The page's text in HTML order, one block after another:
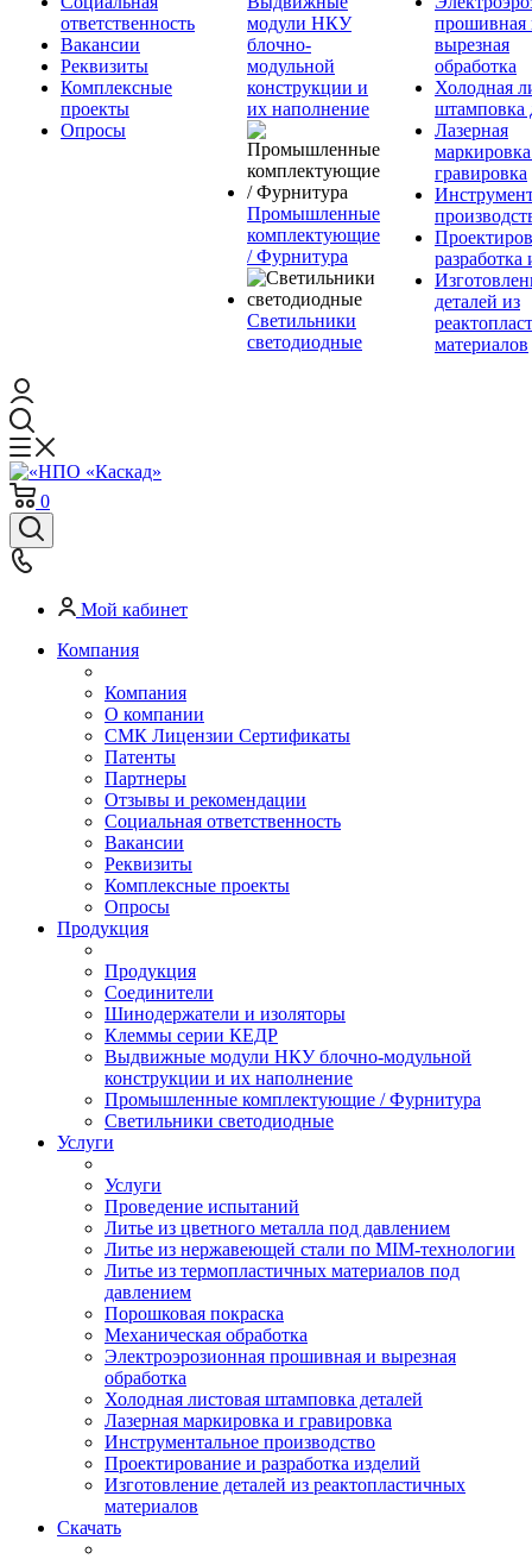
ответственность
Вакансии
Реквизиты
Комплексные
проекты
Опросы
модули НКУ
блочно-
модульной
конструкции и
их наполнение
Промышленные
комплектующие
/ Фурнитура
Светильники
светодиодные
прошивная
вырезная
обработка
Холодная
штамповка
Лазерная
гравировка
разработка
деталей из
материалов
0
Мой кабинет
Компания
Компания
О компании
СМК Лицензии Сертификаты
Патенты
Партнеры
Отзывы и рекомендации
Социальная ответственность
Вакансии
Реквизиты
Комплексные проекты
Опросы
Продукция
Продукция
Соединители
Шинодержатели и изоляторы
Клеммы серии КЕДР
Выдвижные модули НКУ блочно-модульной
конструкции и их наполнение
Промышленные комплектующие / Фурнитура
Светильники светодиодные
Услуги
Услуги
Проведение испытаний
Литье из цветного металла под давлением
Литье из нержавеющей стали по MIM-технологии
Литье из термопластичных материалов под
давлением
Порошковая покраска
Механическая обработка
Электроэрозионная прошивная и вырезная
обработка
Холодная листовая штамповка деталей
Лазерная маркировка и гравировка
Инструментальное производство
Проектирование и разработка изделий
Изготовление деталей из реактопластичных
материалов
Скачать